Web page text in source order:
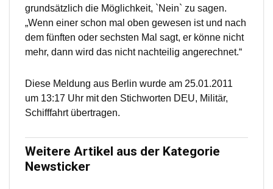
grundsätzlich die Möglichkeit, `Nein` zu sagen.
„Wenn einer schon mal oben gewesen ist und nach
dem fünften oder sechsten Mal sagt, er könne nicht
mehr, dann wird das nicht nachteilig angerechnet.“
Diese Meldung aus Berlin wurde am 25.01.2011
um 13:17 Uhr mit den Stichworten DEU, Militär,
Schifffahrt übertragen.
Weitere Artikel aus der Kategorie
Newsticker